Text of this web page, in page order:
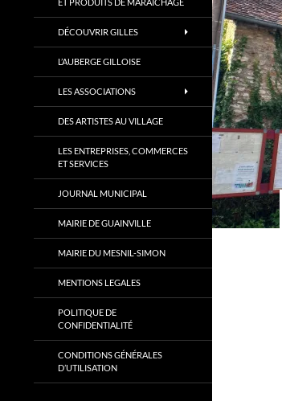
DÉCOUVRIR GILLES
L’AUBERGE GILLOISE
LES ASSOCIATIONS
DES ARTISTES AU VILLAGE
LES ENTREPRISES, COMMERCES
ET SERVICES
JOURNAL MUNICIPAL
MAIRIE DE GUAINVILLE
MAIRIE DU MESNIL-SIMON
MENTIONS LEGALES
POLITIQUE DE
CONFIDENTIALITÉ
CONDITIONS GÉNÉRALES
D’UTILISATION